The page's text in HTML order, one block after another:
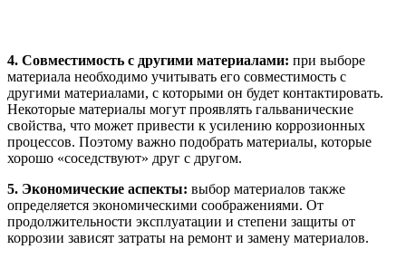
4. Совместимость с другими материалами: при выборе
материала необходимо учитывать его совместимость с
другими материалами, с которыми он будет контактировать.
Некоторые материалы могут проявлять гальванические
свойства, что может привести к усилению коррозионных
процессов. Поэтому важно подобрать материалы, которые
хорошо «соседствуют» друг с другом.
5. Экономические аспекты: выбор материалов также
определяется экономическими соображениями. От
продолжительности эксплуатации и степени защиты от
коррозии зависят затраты на ремонт и замену материалов.